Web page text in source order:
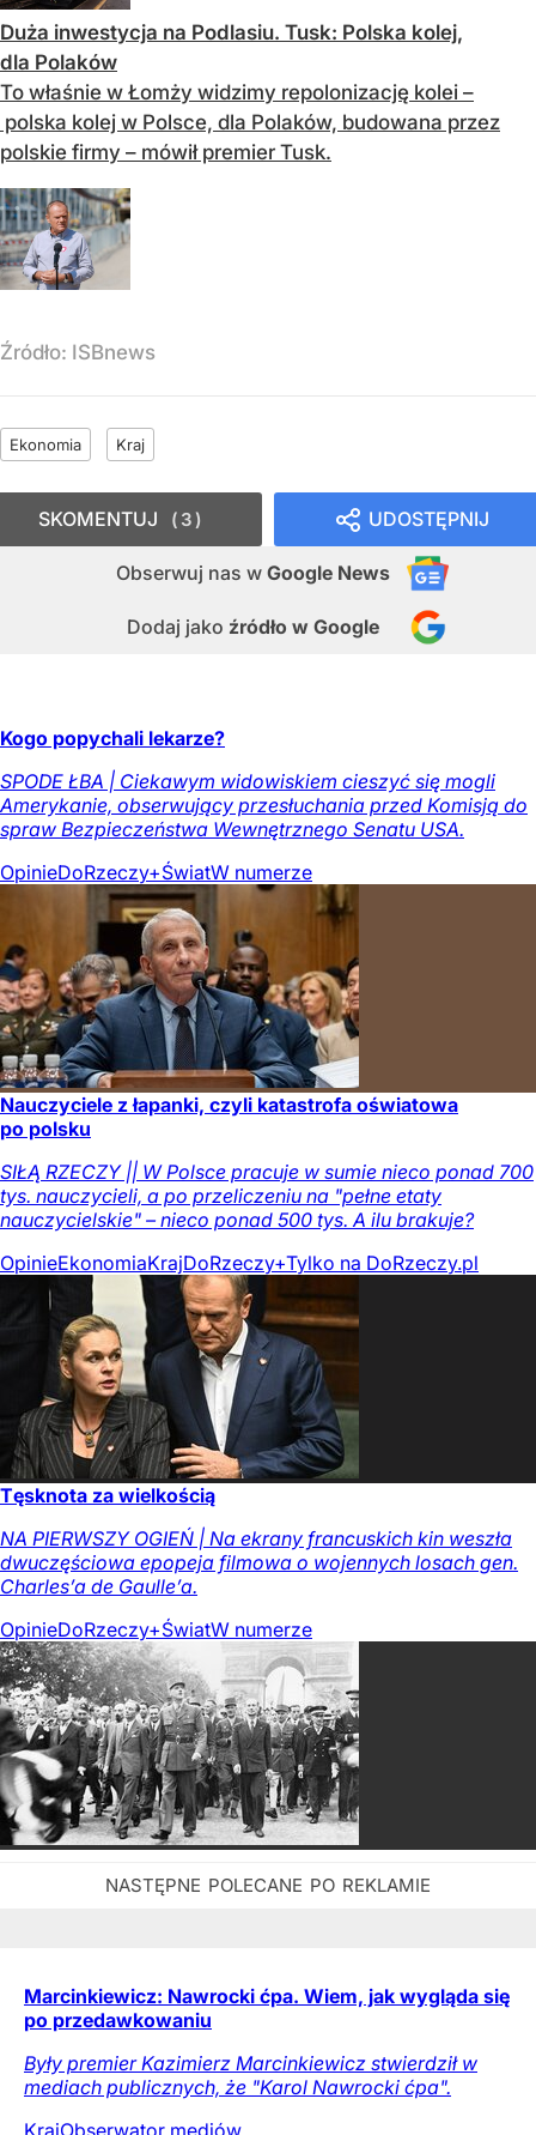
Duża inwestycja na Podlasiu. Tusk: Polska kolej,
dla Polaków
To właśnie w Łomży widzimy repolonizację kolei –
polska kolej w Polsce, dla Polaków, budowana przez
polskie firmy – mówił premier Tusk.
Źródło: ISBnews
Ekonomia Kraj
UDOSTĘPNIJ
Obserwuj nas w Google News
Dodaj jako źródło w Google
SKOMENTUJ 3
Kogo popychali lekarze?
SPODE ŁBA | Ciekawym widowiskiem cieszyć się mogli
Amerykanie, obserwujący przesłuchania przed Komisją do
spraw Bezpieczeństwa Wewnętrznego Senatu USA.
OpinieDoRzeczy+ŚwiatW numerze
Nauczyciele z łapanki, czyli katastrofa oświatowa
po polsku
SIŁĄ RZECZY || W Polsce pracuje w sumie nieco ponad 700
tys. nauczycieli, a po przeliczeniu na "pełne etaty
nauczycielskie" – nieco ponad 500 tys. A ilu brakuje?
OpinieEkonomiaKrajDoRzeczy+Tylko na DoRzeczy.pl
Tęsknota za wielkością
NA PIERWSZY OGIEŃ | Na ekrany francuskich kin weszła
dwuczęściowa epopeja filmowa o wojennych losach gen.
Charles’a de Gaulle’a.
OpinieDoRzeczy+ŚwiatW numerze
Marcinkiewicz: Nawrocki ćpa. Wiem, jak wygląda się
po przedawkowaniu
Były premier Kazimierz Marcinkiewicz stwierdził w
mediach publicznych, że "Karol Nawrocki ćpa".